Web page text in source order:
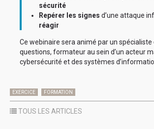
sécurité
Repérer les signes d’une attaque
réagir
Ce webinaire sera animé par un spécialiste
questions, formateur au sein d’un acteur
cybersécurité et des systèmes
EXERCICE FORMATION
TOUS LES ARTICLES